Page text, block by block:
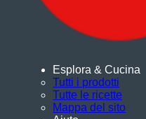
Esplora & Cucina
Tutti i prodotti
Tutte le ricette
Mappa del sito